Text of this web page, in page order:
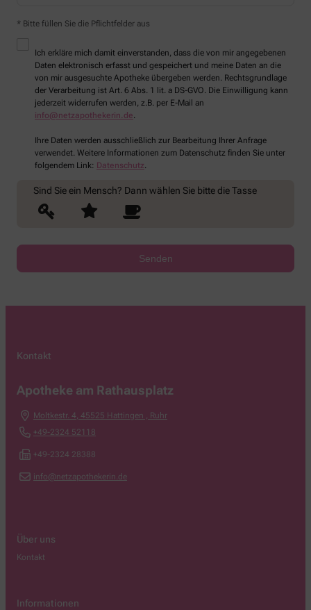
* Bitte füllen Sie die Pflichtfelder aus
Ich erkläre mich damit einverstanden, dass die von mir angegebenen
Daten elektronisch erfasst und gespeichert und meine Daten an die
von mir ausgesuchte Apotheke übergeben werden. Rechtsgrundlage
der Verarbeitung ist Art. 6 Abs. 1 lit. a DS-GVO. Die Einwilligung kann
jederzeit widerrufen werden, z.B. per E-Mail an
info@netzapothekerin.de.
Ihre Daten werden ausschließlich zur Bearbeitung Ihrer Anfrage
verwendet. Weitere Informationen zum Datenschutz finden Sie unter
folgendem Link: Datenschutz.
Sind Sie ein Mensch? Dann wählen Sie bittedie Tasse
Kontakt
Apotheke am Rathausplatz
Moltkestr. 4, 45525 Hattingen , Ruhr
+49-2324 52118
+49-2324 28388
info@netzapothekerin.de
Über uns
Kontakt
Informationen